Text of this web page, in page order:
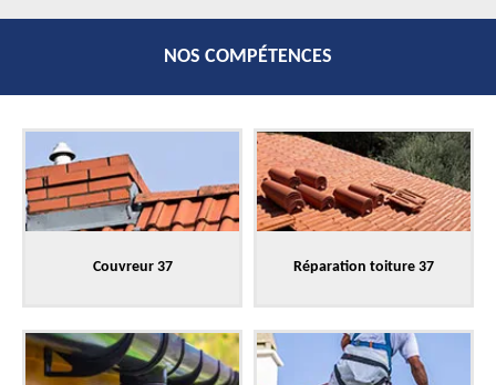
NOS COMPÉTENCES
Couvreur 37 Réparation toiture 37